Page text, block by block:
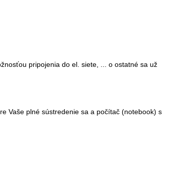
pripojenia do el. siete, ... o ostatné sa už
Vaše plné sústredenie sa a počítač (notebook) s